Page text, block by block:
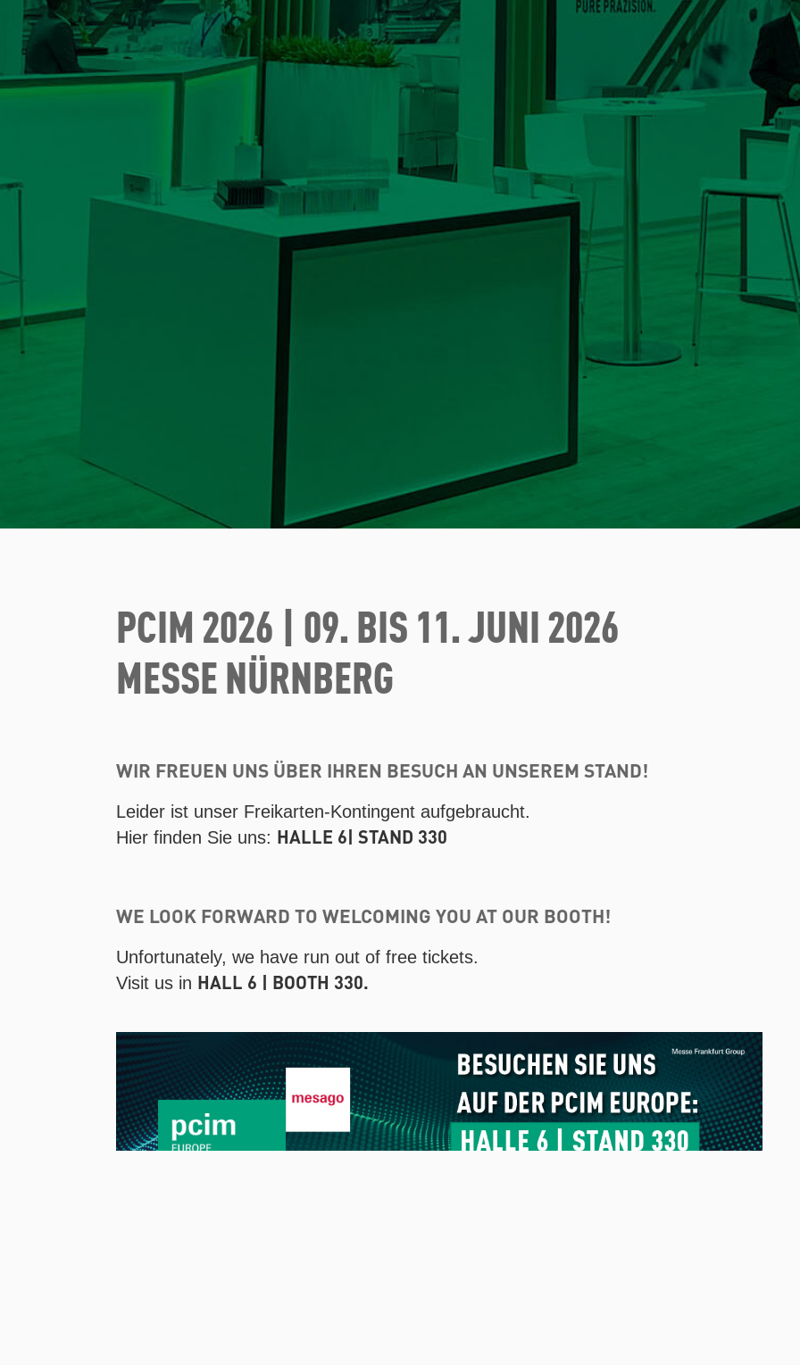
PCIM 2026 | 09. BIS 11. JUNI 2026
MESSE NÜRNBERG
WIR FREUEN UNS ÜBER IHREN BESUCH AN UNSEREM STAND!
Leider ist unser Freikarten-Kontingent aufgebraucht.
Hier finden Sie uns: HALLE 6| STAND 330
WE LOOK FORWARD TO WELCOMING YOU AT OUR BOOTH!
Unfortunately, we have run out of free tickets.
Visit us in HALL 6 | BOOTH 330.